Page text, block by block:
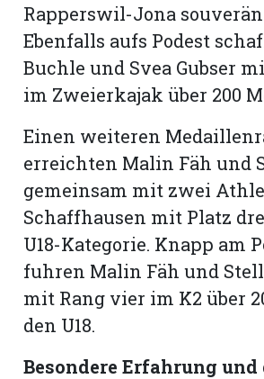
Rapperswil-Jona
Ebenfalls aufs Podest
Buchle und Svea Gubser
im Zweierkajak über 200
Einen weiteren
erreichten Malin Fäh und
gemeinsam mit zwei
Schaffhausen mit Platz
U18-Kategorie. Knapp am
fuhren Malin Fäh und
mit Rang vier im K2 über
den U18.
Besondere Erfahrung und